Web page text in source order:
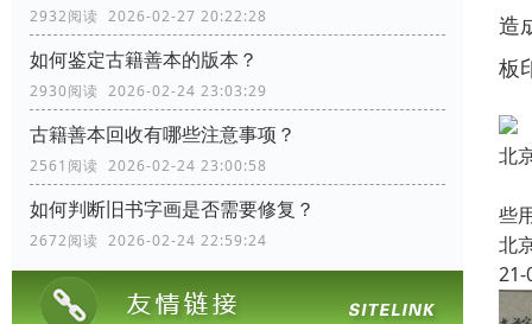
2932阅读 2026-02-27 20:22:28
如何鉴定古籍善本的版本？
2930阅读 2026-02-24 23:03:29
古籍善本回收有哪些注意事项？
2561阅读 2026-02-24 23:00:58
如何判断旧书字画是否需要修复？
2672阅读 2026-02-24 22:59:24
造
板
北
些
北
21-